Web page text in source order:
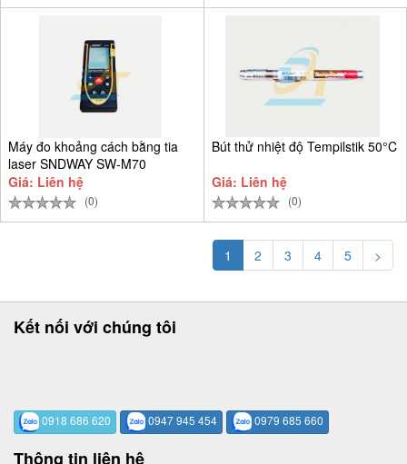
Máy đo khoảng cách bằng tia
laser SNDWAY SW-M70
Giá: Liên hệ
(0)
Bút thử nhiệt độ Tempilstik 50°C
Giá: Liên hệ
(0)
1 2 3 4 5 >
Kết nối với chúng tôi
0918 686 620 0947 945 454 0979 685 660
Thông tin liên hệ